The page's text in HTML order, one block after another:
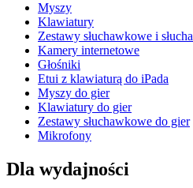
Myszy
Klawiatury
Zestawy słuchawkowe i
Kamery internetowe
Głośniki
Etui z klawiaturą do iPada
Myszy do gier
Klawiatury do gier
Zestawy słuchawkowe do gier
Mikrofony
Dla wydajności